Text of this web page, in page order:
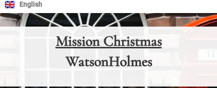
English
MissionChristmas
WatsonHolmes